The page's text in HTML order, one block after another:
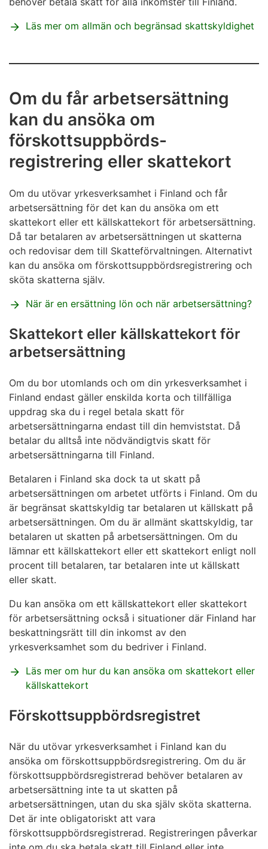
Läs mer om allmän och begränsad skattskyldighet
Om du får arbetsersättning
kan du ansöka om
förskottsuppbörds-
registrering eller skattekort
Om du utövar yrkesverksamhet i Finland och får
arbetsersättning för det kan du ansöka om ett
skattekort eller ett källskattekort för arbetsersättning.
Då tar betalaren av arbetsersättningen ut skatterna
och redovisar dem till Skatteförvaltningen. Alternativt
kan du ansöka om förskottsuppbördsregistrering och
sköta skatterna själv.
När är en ersättning lön och när arbetsersättning?
Skattekort eller källskattekort för
arbetsersättning
Om du bor utomlands och om din yrkesverksamhet i
Finland endast gäller enskilda korta och tillfälliga
uppdrag ska du i regel betala skatt för
arbetsersättningarna endast till din hemviststat. Då
betalar du alltså inte nödvändigtvis skatt för
arbetsersättningarna till Finland.
Betalaren i Finland ska dock ta ut skatt på
arbetsersättningen om arbetet utförts i Finland. Om du
är begränsat skattskyldig tar betalaren ut källskatt på
arbetsersättningen. Om du är allmänt skattskyldig, tar
betalaren ut skatten på arbetsersättningen. Om du
lämnar ett källskattekort eller ett skattekort enligt noll
procent till betalaren, tar betalaren inte ut källskatt
eller skatt.
Du kan ansöka om ett källskattekort eller skattekort
för arbetsersättning också i situationer där Finland har
beskattningsrätt till din inkomst av den
yrkesverksamhet som du bedriver i Finland.
Läs mer om hur du kan ansöka om skattekort eller
källskattekort
Förskottsuppbördsregistret
När du utövar yrkesverksamhet i Finland kan du
ansöka om förskottsuppbördsregistrering. Om du är
förskottsuppbördsregistrerad behöver betalaren av
arbetsersättning inte ta ut skatten på
arbetsersättningen, utan du ska själv sköta skatterna.
Det är inte obligatoriskt att vara
förskottsuppbördsregistrerad. Registreringen påverkar